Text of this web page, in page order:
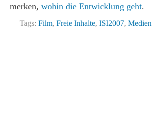
merken, wohin die Entwicklung geht.
Tags: Film, Freie Inhalte, ISI2007, Medien